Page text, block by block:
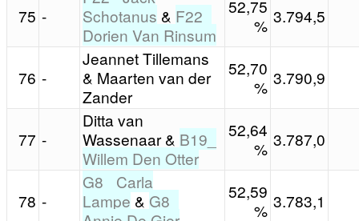
75 -
Schotanus & F22_
Dorien Van Rinsum
52,75
% 3.794,5
76 -
Jeannet Tillemans
& Maarten van der
Zander
52,70
% 3.790,9
77 -
Ditta van
Wassenaar & B19_
Willem Den Otter
52,64
% 3.787,0
78 -
G8_ Carla
Lampe & G8_
52,59
% 3.783,1